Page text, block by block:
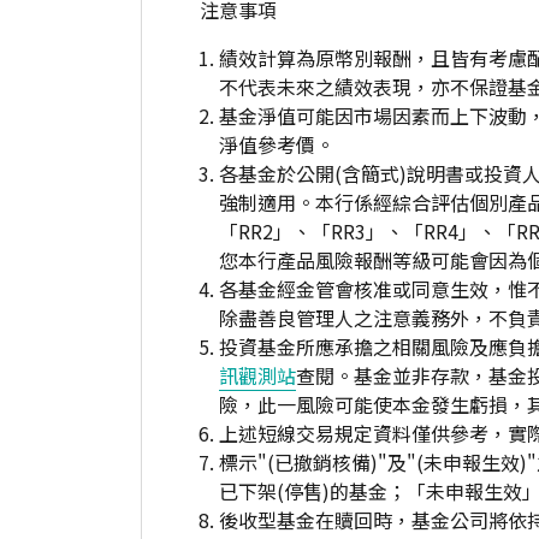
注意事項
績效計算為原幣別報酬，且皆有考
不代表未來之績效表現，亦不保證基
基金淨值可能因市場因素而上下波
淨值參考價。
各基金於公開(含簡式)說明書或投資
強制適用。本行係經綜合評估個別
「RR2」、「RR3」、「RR4」、
您本行產品風險報酬等級可能會因
各基金經金管會核准或同意生效，
除盡善良管理人之注意義務外，不
投資基金所應承擔之相關風險及應
訊觀測站查閱。基金並非存款，基金
險，此一風險可能使本金發生虧損
上述短線交易規定資料僅供參考，實
標示"(已撤銷核備)"及"(未申報生效)"
已下架(停售)的基金；「未申報生效
後收型基金在贖回時，基金公司將